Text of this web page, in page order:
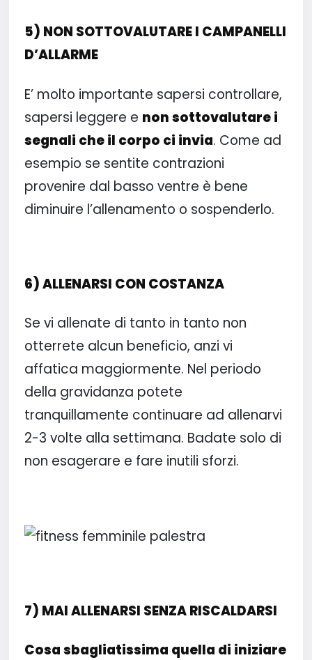
5) NON SOTTOVALUTARE I CAMPANELLI
D’ALLARME
E’ molto importante sapersi controllare,
sapersi leggere e non sottovalutare i
segnali che il corpo ci invia. Come ad
esempio se sentite contrazioni
provenire dal basso ventre è bene
diminuire l’allenamento o sospenderlo.
6) ALLENARSI CON COSTANZA
Se vi allenate di tanto in tanto non
otterrete alcun beneficio, anzi vi
affatica maggiormente. Nel periodo
della gravidanza potete
tranquillamente continuare ad allenarvi
2-3 volte alla settimana. Badate solo di
non esagerare e fare inutili sforzi.
7) MAI ALLENARSI SENZA RISCALDARSI
Cosa sbagliatissima quella di iniziare